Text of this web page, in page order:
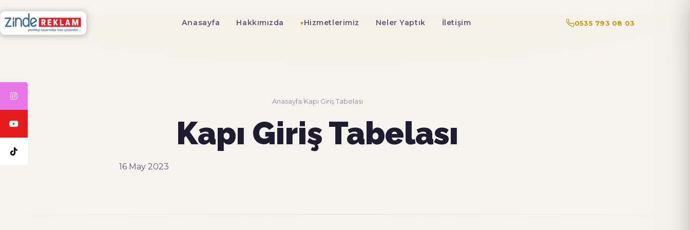
Anasayfa Hakkımızda Hizmetlerimiz Neler Yaptık İletişim 0535 793 08 03
Anasayfa/Kapı Giriş Tabelası
Kapı Giriş Tabelası
16 May 2023